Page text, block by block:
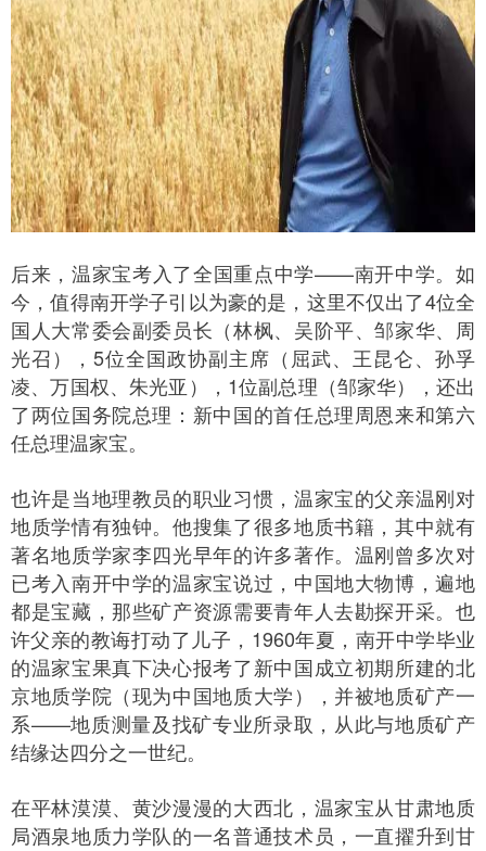
后来，温家宝考入了全国重点中学——南开中学。如
今，值得南开学子引以为豪的是，这里不仅出了4位全
国人大常委会副委员长（林枫、吴阶平、邹家华、周
光召），5位全国政协副主席（屈武、王昆仑、孙孚
凌、万国权、朱光亚），1位副总理（邹家华），还出
了两位国务院总理：新中国的首任总理周恩来和第六
任总理温家宝。
也许是当地理教员的职业习惯，温家宝的父亲温刚对
地质学情有独钟。他搜集了很多地质书籍，其中就有
著名地质学家李四光早年的许多著作。温刚曾多次对
已考入南开中学的温家宝说过，中国地大物博，遍地
都是宝藏，那些矿产资源需要青年人去勘探开采。也
许父亲的教诲打动了儿子，1960年夏，南开中学毕业
的温家宝果真下决心报考了新中国成立初期所建的北
京地质学院（现为中国地质大学），并被地质矿产一
系——地质测量及找矿专业所录取，从此与地质矿产
结缘达四分之一世纪。
在平林漠漠、黄沙漫漫的大西北，温家宝从甘肃地质
局酒泉地质力学队的一名普通技术员，一直擢升到甘